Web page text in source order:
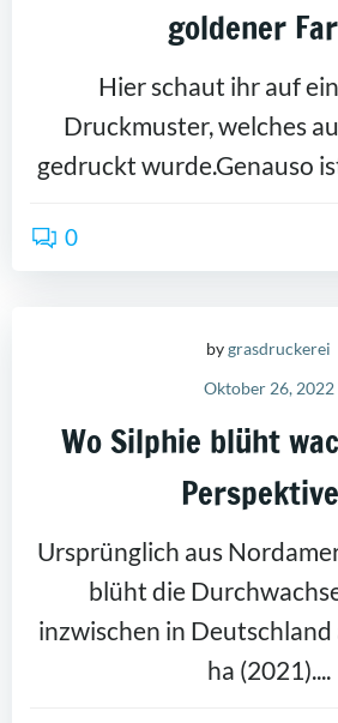
goldener
Hier schaut ihr auf
Druckmuster, welches
gedruckt wurde.Genauso
0
bygrasdruckerei
Oktober 26, 2022
Wo Silphie blüht
Ursprünglich aus
blüht die
inzwischen in
ha (2021)....